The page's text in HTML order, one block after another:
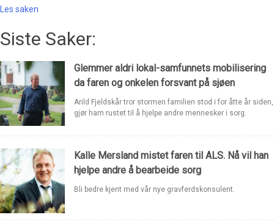
Les saken
Siste Saker:
Glemmer aldri lokal-samfunnets mobilisering
da faren og onkelen forsvant på sjøen
Arild Fjeldskår tror stormen familien stod i for åtte år siden,
gjør ham rustet til å hjelpe andre mennesker i sorg.
Kalle Mersland mistet faren til ALS. Nå vil han
hjelpe andre å bearbeide sorg
Bli bedre kjent med vår nye gravferdskonsulent.